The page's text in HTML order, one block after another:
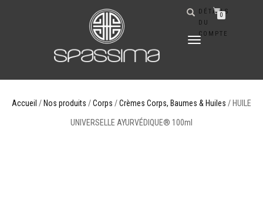
DÉPLIER
DÉTAILS
DU
COMPTE
0
Accueil / Nos produits /Corps /Crèmes Corps, Baumes & Huiles / HUILE
UNIVERSELLE AYURVÉDIQUE® 100ml